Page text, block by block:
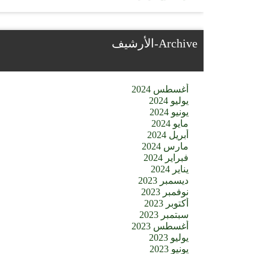
Archive-الأرشيف
أغسطس 2024
يوليو 2024
يونيو 2024
مايو 2024
أبريل 2024
مارس 2024
فبراير 2024
يناير 2024
ديسمبر 2023
نوفمبر 2023
أكتوبر 2023
سبتمبر 2023
أغسطس 2023
يوليو 2023
يونيو 2023